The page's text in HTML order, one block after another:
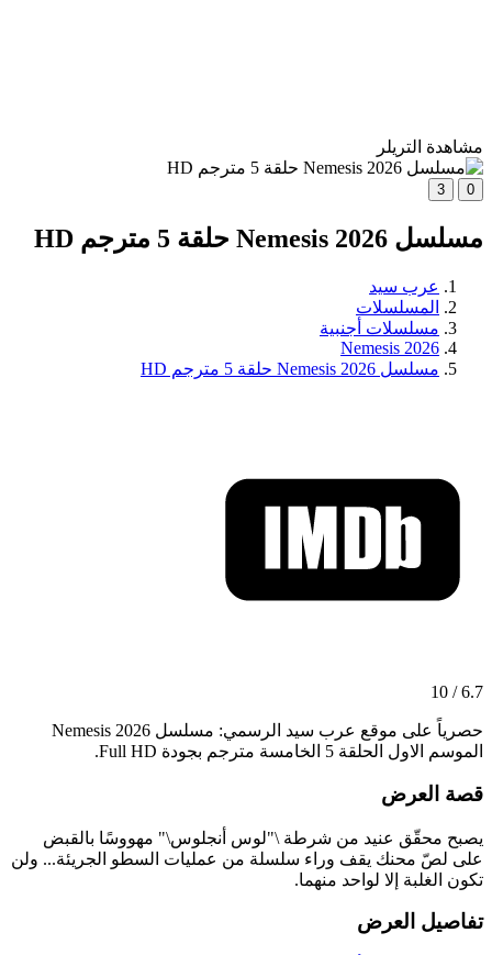
مشاهدة التريلر
0
3
مسلسل Nemesis 2026 حلقة 5 مترجم HD
عرب سيد
المسلسلات
مسلسلات أجنبية
Nemesis 2026
مسلسل Nemesis 2026 حلقة 5 مترجم HD
6.7 / 10
حصرياً على موقع عرب سيد الرسمي: مسلسل Nemesis 2026
الموسم الاول الحلقة 5 الخامسة مترجم بجودة Full HD.
قصة العرض
يصبح محقّق عنيد من شرطة \"لوس أنجلوس\" مهووسًا بالقبض
على لصّ محنك يقف وراء سلسلة من عمليات السطو الجريئة... ولن
تكون الغلبة إلا لواحد منهما.
تفاصيل العرض